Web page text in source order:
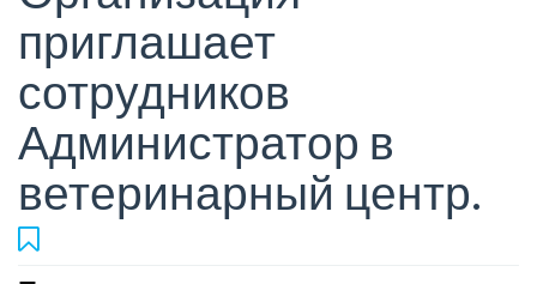
приглашает
сотрудников
Администратор в
ветеринарный центр.